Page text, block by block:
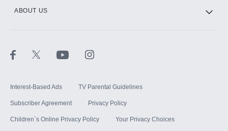
ABOUT US
Interest-Based Ads TV Parental Guidelines
Subscriber Agreement Privacy Policy
Children`s Online Privacy Policy Your Privacy Choices